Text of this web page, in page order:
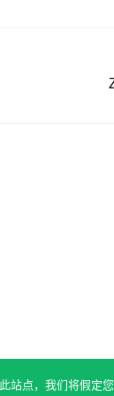
点，我们将假定您